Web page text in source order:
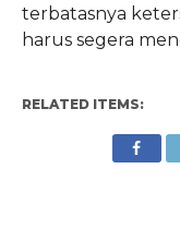
terbatasnya
harus segera
RELATED ITEMS: